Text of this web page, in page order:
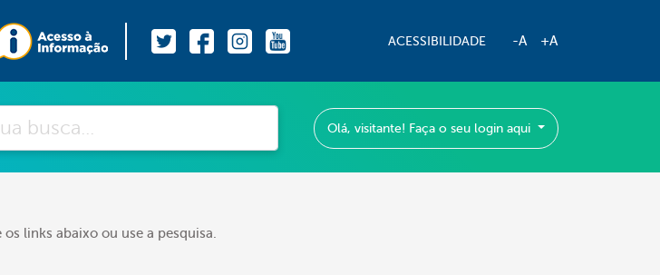
ACESSIBILIDADE -A +A
Olá, visitante! Faça o seu login aqui
links abaixo ou use a pesquisa.